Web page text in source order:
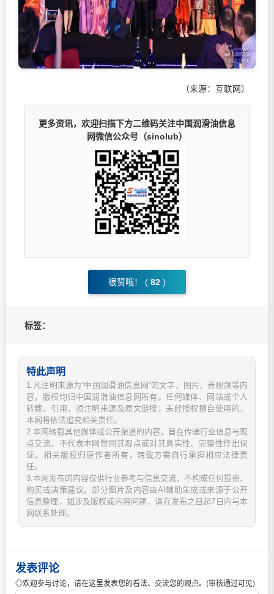
（来源：互联网）
更多资讯，欢迎扫描下方二维码关注中国润滑油信息
网微信公众号（sinolub）
很赞哦！ ( 82 )
标签：
特此声明
1.凡注明来源为“中国润滑油信息网”的文字、图片、音视频等内
容，版权均归中国润滑油信息网所有。任何媒体、网站或个人
转载、引用，须注明来源及原文链接；未经授权擅自使用的，
本网将依法追究相关责任。
2.本网转载其他媒体或公开渠道的内容，旨在传递行业信息与观
点交流，不代表本网赞同其观点或对其真实性、完整性作出保
证。相关版权归原作者所有，转载方需自行承担相应法律责
任。
3.本网发布的内容仅供行业参考与信息交流，不构成任何投资、
购买或决策建议。部分图片及内容由AI辅助生成或来源于公开
信息整理，如涉及版权或内容问题，请在发布之日起7日内与本
网联系处理。
发表评论
◎欢迎参与讨论，请在这里发表您的看法、交流您的观点。(审核通过可见)